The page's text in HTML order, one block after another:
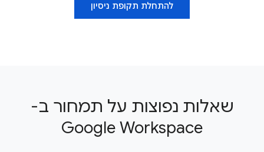
להתחלת תקופת ניסיון
שאלות נפוצות על תמחור ב-
Google Workspace